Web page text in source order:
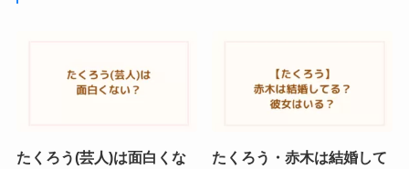
たくろう(芸人)は面白くな
たくろう・赤木は結婚して